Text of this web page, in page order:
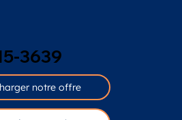
3639
notre offre